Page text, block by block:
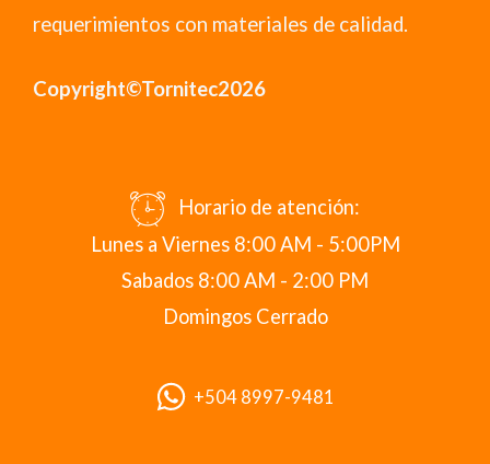
requerimientos con materiales de calidad.
Copyright©Tornitec2026
Horario de atención:
Lunes a Viernes 8:00 AM - 5:00PM
Sabados 8:00 AM - 2:00 PM
Domingos Cerrado
+504 8997-9481